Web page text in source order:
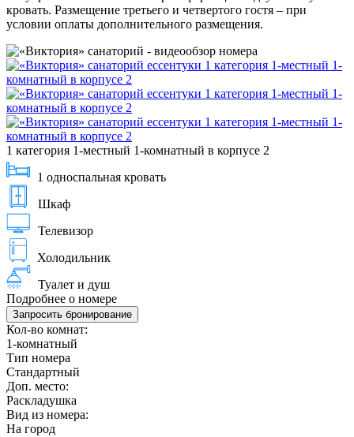
кровать. Размещение третьего и четвертого гостя – при
условии оплаты дополнительного размещения.
1 категория 1-местный 1-комнатный в корпусе 2
1 односпальная кровать
Шкаф
Телевизор
Холодильник
Туалет и душ
Подробнее о номере
Запросить бронирование
Кол-во комнат:
1-комнатный
Тип номера
Стандартный
Доп. место:
Раскладушка
Вид из номера:
На город